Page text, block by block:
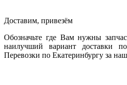
Доставим, привезём
Обозначьте где Вам нужны
наилучший вариант доставки
Перевозки по Екатеринбургу за